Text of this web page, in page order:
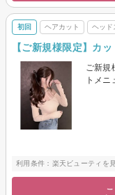
初回 ヘアカット ヘッド
【ご新規様限定】カ
ご新規
トメニ
利用条件：楽天ビューティを